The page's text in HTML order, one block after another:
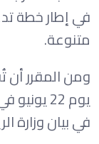
في إطار خطة
متنوعة.
ومن المقرر
يوم 22
في بيان وزارة